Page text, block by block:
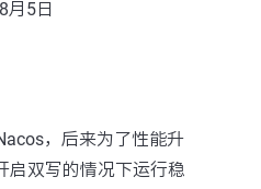
月5日
，后来为了性能升
启双写的情况下运行稳